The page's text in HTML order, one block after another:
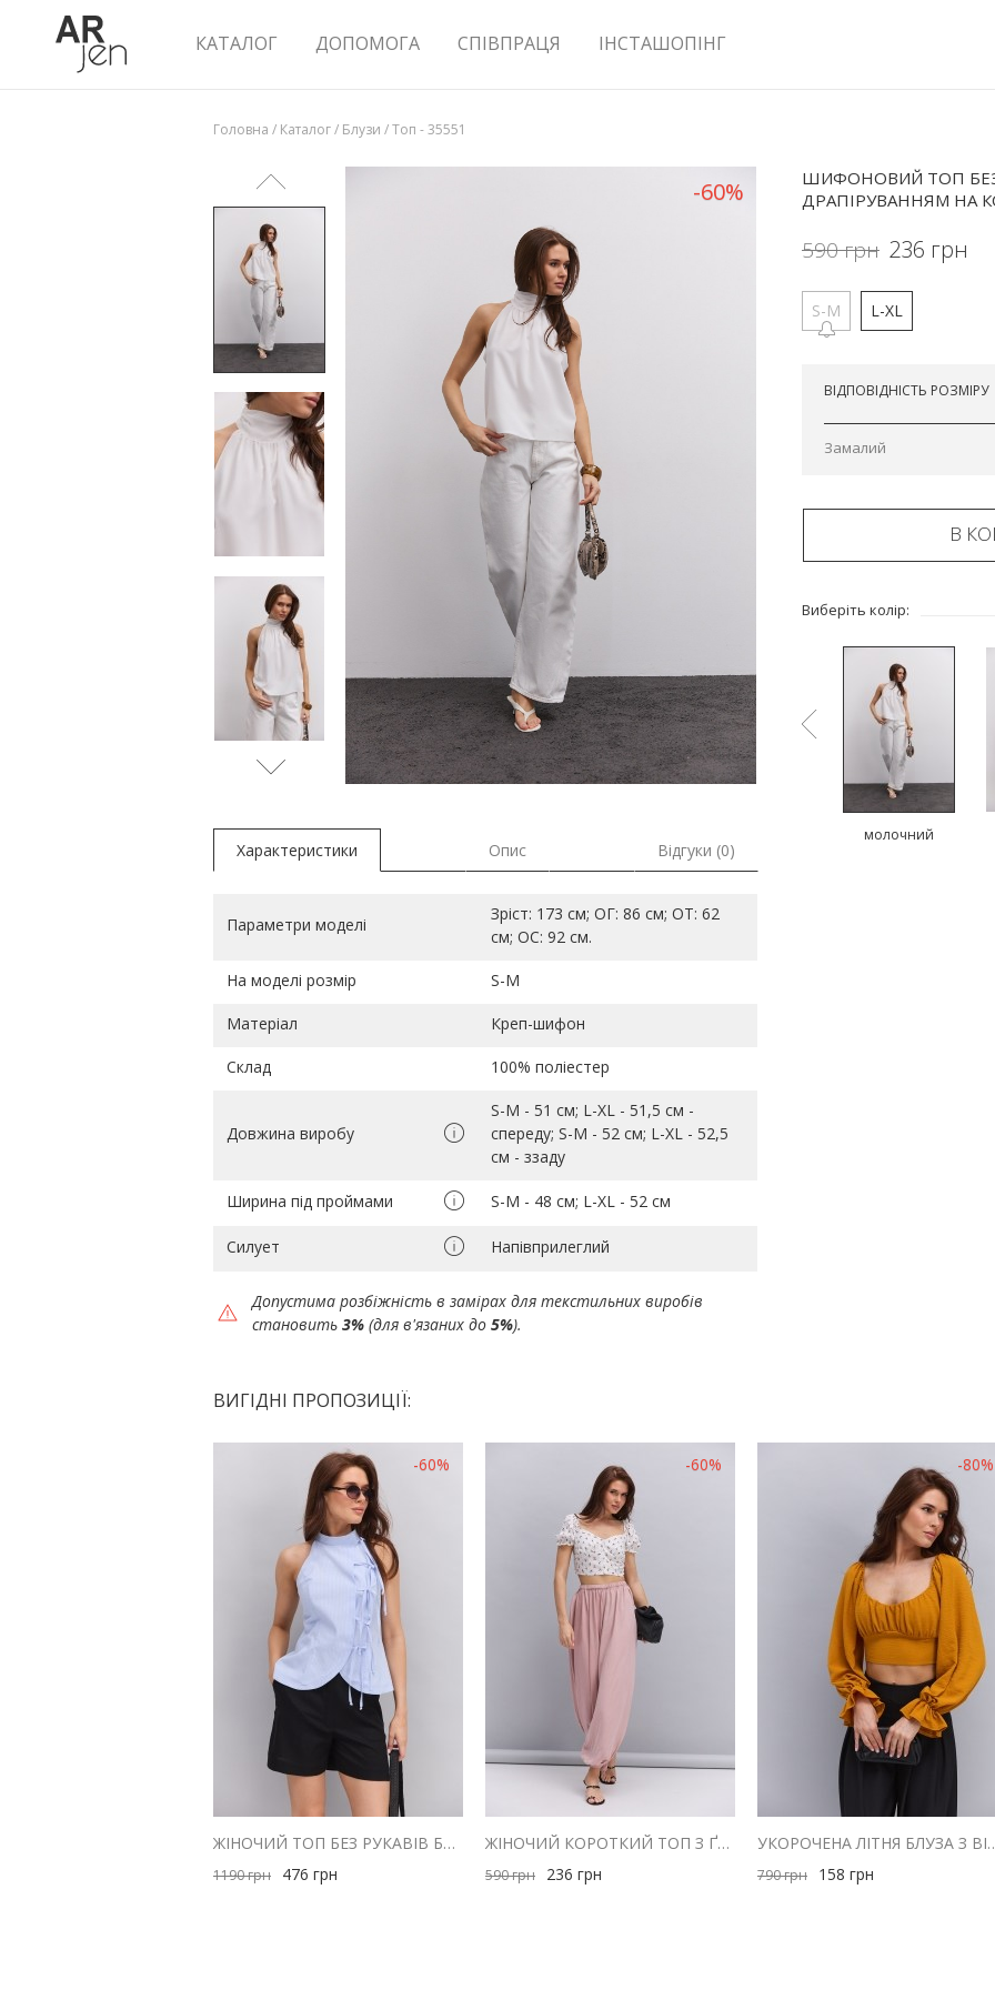
КАТАЛОГ ДОПОМОГА СПІВПРАЦЯ ІНСТАШОПІНГ
Головна / Каталог/ Блузи /Топ - 35551
ШИФОНОВИЙ ТОП
ДРАПІРУВАННЯМ НА
590грн 236 грн
S-M L-XL
ВІДПОВІДНІСТЬ РОЗМІРУ
Замалий
В
Виберіть колір:
молочний
-60%
Характеристики Опис Відгуки (0)
Параметри моделі
Зріст: 173 см; ОГ: 86 см; ОТ: 62
см; ОС: 92 см.
На моделі розмір S-M
Матеріал Креп-шифон
Склад 100% поліестер
Довжина виробу
S-M - 51 см; L-ХL - 51,5 см -
спереду; S-M - 52 см; L-ХL - 52,5
см - ззаду
Ширина під проймами S-M - 48 см; L-ХL - 52 см
Силует Напівприлеглий
Допустима розбіжність в замірах для текстильних виробів
становить 3% (для в'язаних до 5%).
ВИГІДНІ ПРОПОЗИЦІЇ:
-60%
ЖІНОЧИЙ ТОП БЕЗ РУКАВІВ БЛАКИТНИЙ В ТОНКУ СМУЖКУ ІЗ ЗАВ'ЯЗКАМИ СПЕРЕДУ
1190грн 476 грн
-60%
ЖІНОЧИЙ КОРОТКИЙ ТОП З ҐУДЗИКАМИ МОЛОЧНИЙ З ЧЕРВОНИМ КВІТКОВИМ ВІЗЕРУНКОМ
590грн 236 грн
-80%
УКОРОЧЕНА ЛІТНЯ
790грн 158 грн